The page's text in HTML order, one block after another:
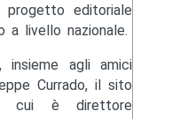
progetto editoriale
a livello nazionale.
agli amici
Currado, il sito
cui è direttore